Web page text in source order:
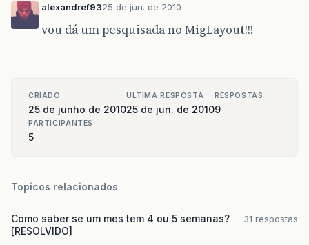
alexandref9325 de jun. de 2010
vou dá um pesquisada no MigLayout!!!
CRIADO
25 de junho de 2010
ULTIMA RESPOSTA
25 de jun. de 2010
RESPOSTAS
9
PARTICIPANTES
5
Topicos relacionados
Como saber se um mes tem 4 ou 5 semanas?
[RESOLVIDO]
31 respostas